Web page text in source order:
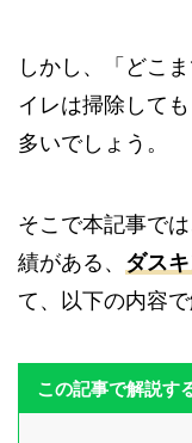
しかし、「どこ
イレは掃除して
多いでしょう。
そこで本記事で
績がある、 ダス
て、以下の内容で
この記事で解説す